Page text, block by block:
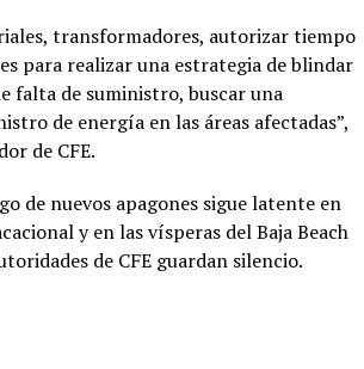
transformadores, autorizar tiempo
para realizar una estrategia de blindar
falta de suministro, buscar una
de energía en las áreas afectadas”,
de CFE.
de nuevos apagones sigue latente en
y en las vísperas del Baja Beach
de CFE guardan silencio.